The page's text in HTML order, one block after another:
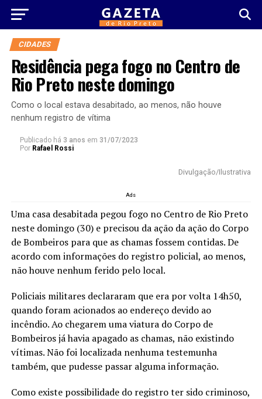
CIDADES
Residência pega fogo no Centro de
Rio Preto neste domingo
Como o local estava desabitado, ao menos, não houve
nenhum registro de vítima
Publicado há 3 anos em 31/07/2023
Por Rafael Rossi
Divulgação/Ilustrativa
Ads
Uma casa desabitada pegou fogo no Centro de Rio Preto
neste domingo (30) e precisou da ação da ação do Corpo
de Bombeiros para que as chamas fossem contidas. De
acordo com informações do registro policial, ao menos,
não houve nenhum ferido pelo local.
Policiais militares declararam que era por volta 14h50,
quando foram acionados ao endereço devido ao
incêndio. Ao chegarem uma viatura do Corpo de
Bombeiros já havia apagado as chamas, não existindo
vítimas. Não foi localizada nenhuma testemunha
também, que pudesse passar alguma informação.
Como existe possibilidade do registro ter sido criminoso,